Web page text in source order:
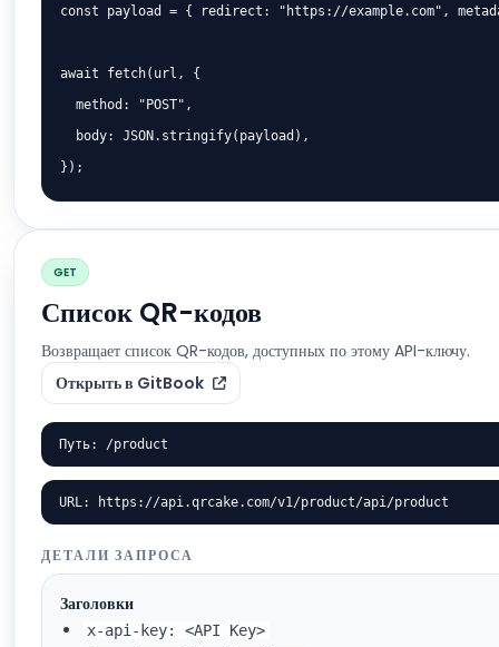
const payload = { redirect: "https://example.com",
await fetch(url, {
  method: "POST",
  body: JSON.stringify(payload),
});
GET
Список QR-кодов
Возвращает список QR-кодов, доступных по этому API-ключу.
Открыть в GitBook
Путь: /product
URL: https://api.qrcake.com/v1/product/api/product
ДЕТАЛИ ЗАПРОСА
Заголовки
x-api-key: <API Key>